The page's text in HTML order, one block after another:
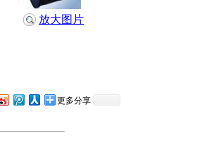
放大图片
更多分享